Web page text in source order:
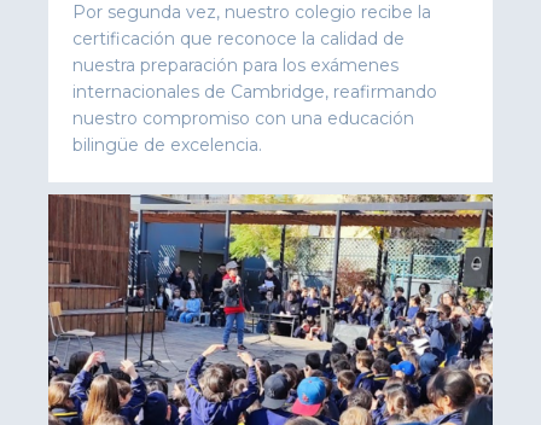
Por segunda vez, nuestro colegio recibe la
certificación que reconoce la calidad de
nuestra preparación para los exámenes
internacionales de Cambridge, reafirmando
nuestro compromiso con una educación
bilingüe de excelencia.